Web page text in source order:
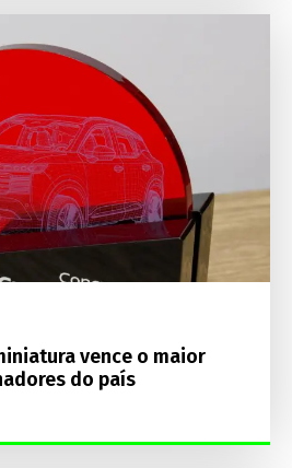
vence o maior
do país